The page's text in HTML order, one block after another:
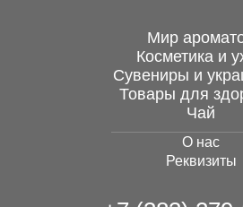
Подставка для
благовония лыжа...
130 руб.
Мир
Косметика и
Сувениры и
Товары для
Чай
О нас
Реквизиты